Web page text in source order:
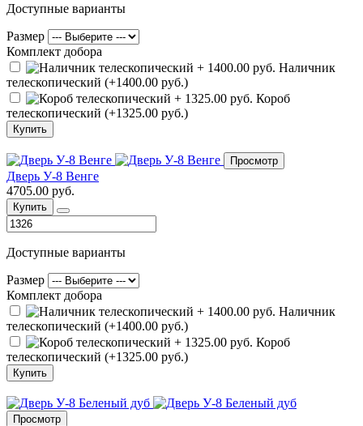
Доступные варианты
Размер
Комплект добора
Наличник
телескопический (+1400.00 руб.)
Короб
телескопический (+1325.00 руб.)
Купить
Просмотр
Дверь У-8 Венге
4705.00 руб.
Купить
Доступные варианты
Размер
Комплект добора
Наличник
телескопический (+1400.00 руб.)
Короб
телескопический (+1325.00 руб.)
Купить
Просмотр